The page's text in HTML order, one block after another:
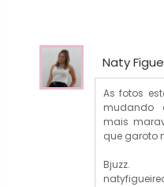
Naty
As fotos
mudando
mais
que garoto
Bjuzz.